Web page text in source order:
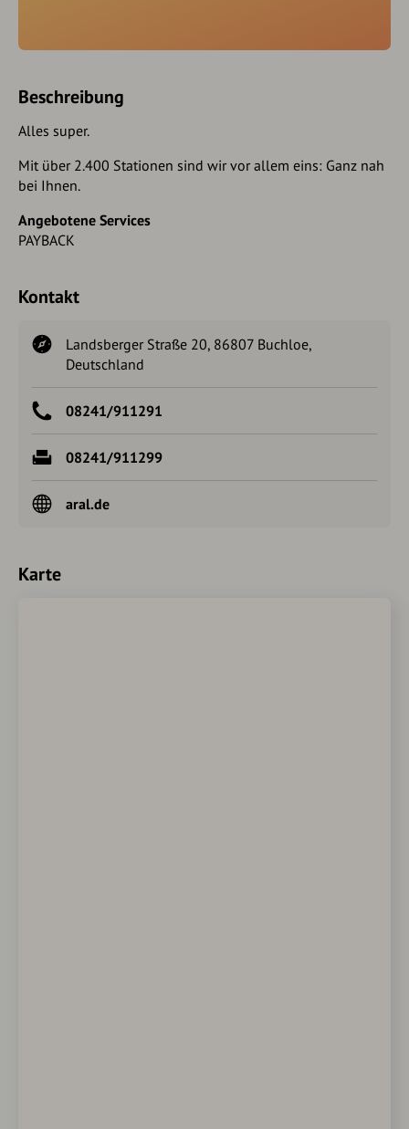
Beschreibung
Alles super.
Mit über 2.400 Stationen sind wir vor allem eins: Ganz nah
bei Ihnen.
Angebotene Services
PAYBACK
Kontakt
Landsberger Straße 20, 86807 Buchloe,
Deutschland
08241/911291
08241/911299
aral.de
Karte